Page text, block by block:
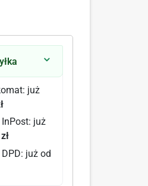
już
InPost: już
już od